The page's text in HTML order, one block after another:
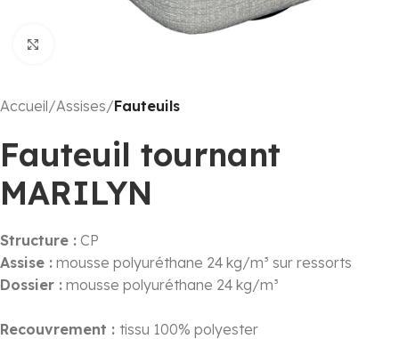
Accueil Assises Fauteuils
Fauteuil tournant
MARILYN
Structure : CP
Assise : mousse polyuréthane 24 kg/m³ sur ressorts
Dossier : mousse polyuréthane 24 kg/m³
Recouvrement : tissu 100% polyester